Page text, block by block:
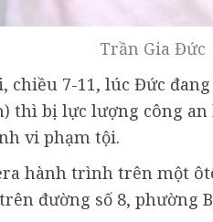
Trần Gia Đức
chiều 7-11, lúc Đức
thì bị lực lượng công
vi phạm tội.
hành trình trên một
đường số 8, phường